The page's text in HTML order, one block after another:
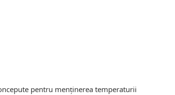
pentru menținerea temperaturii